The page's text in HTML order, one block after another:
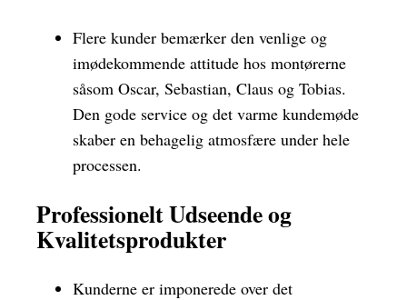
Flere kunder bemærker den venlige og
imødekommende attitude hos montørerne
såsom Oscar, Sebastian, Claus og Tobias.
Den gode service og det varme kundemøde
skaber en behagelig atmosfære under hele
processen.
Professionelt Udseende og
Kvalitetsprodukter
Kunderne er imponerede over det